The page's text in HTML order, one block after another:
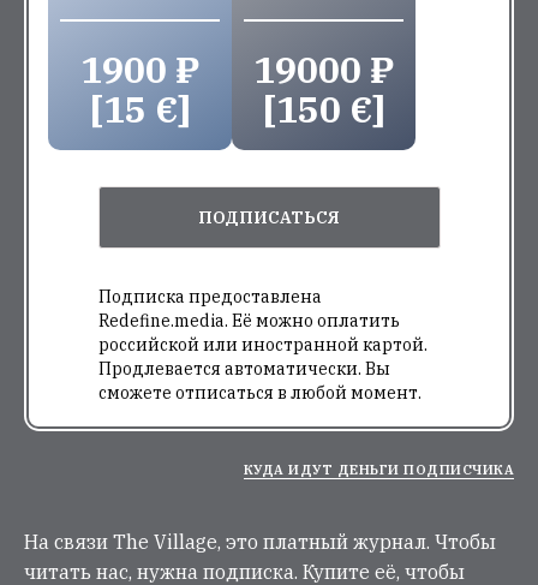
1900 ₽
[15 €]
19000 ₽
[150 €]
ПОДПИСАТЬСЯ
Подписка предоставлена
Redefine.media. Её можно оплатить
российской или иностранной картой.
Продлевается автоматически. Вы
сможете отписаться в любой момент.
КУДА ИДУТ ДЕНЬГИ ПОДПИСЧИКА
На связи The Village, это платный журнал. Чтобы
читать нас, нужна подписка. Купите её, чтобы